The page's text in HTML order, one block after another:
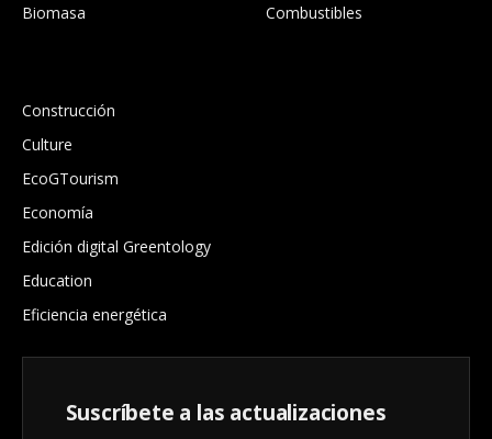
Biomasa
Combustibles
Construcción
Culture
EcoGTourism
Economía
Edición digital Greentology
Education
Eficiencia energética
Suscríbete a las actualizaciones